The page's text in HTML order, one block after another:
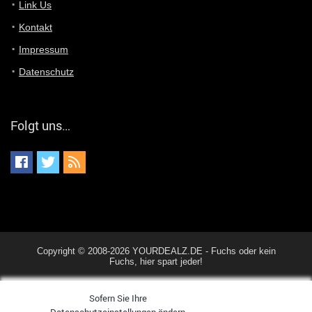
Günni
alternativ Email senden an admin@yourdealz.de ?
ist es der deal den ich gerade gepostet habe?
ALIENWESEN
Link Us
Kontakt
Impressum
Datenschutz
Folgt uns…
Copyright © 2008-2026 YOURDEALZ.DE - Fuchs oder kein
Fuchs, hier spart jeder!
Sofern Sie Ihre